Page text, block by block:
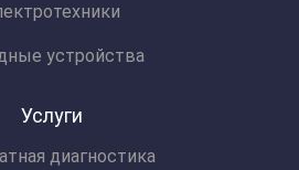
устройства
Услуги
диагностика